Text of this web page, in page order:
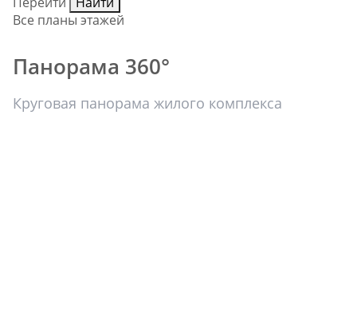
Все планы этажей
Панорама 360°
Круговая панорама жилого комплекса